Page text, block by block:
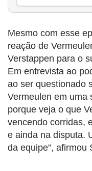
Mesmo com esse
reação de
Verstappen para o
Em entrevista ao
ao ser questionado
Vermeulen em uma
porque veja o que
vencendo corridas,
e ainda na disputa.
da equipe”, afirmou